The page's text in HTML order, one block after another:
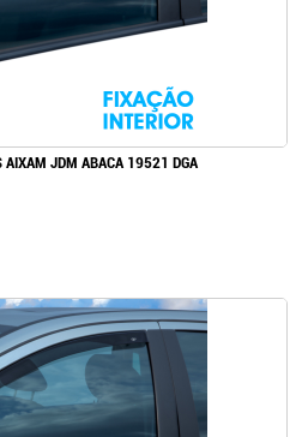
AIXAM JDM ABACA 19521 DGA